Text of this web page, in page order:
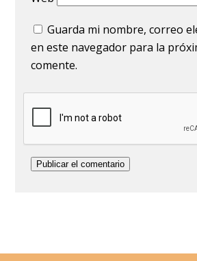
Guarda mi nombre, correo
en este navegador para la
comente.